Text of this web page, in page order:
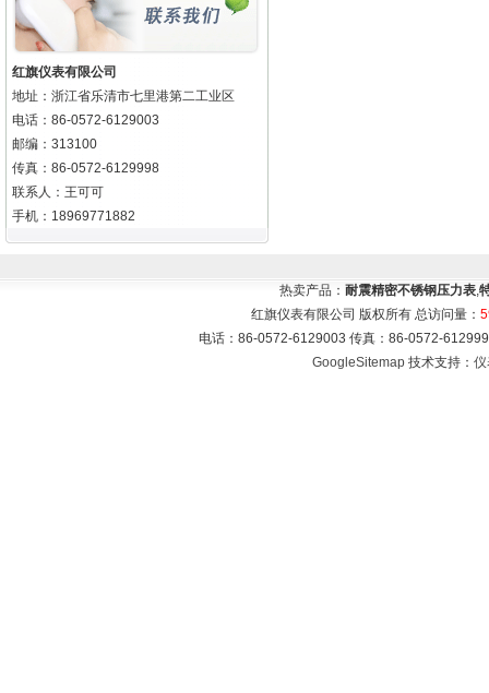
红旗仪表有限公司
地址：浙江省乐清市七里港第二工业区
电话：86-0572-6129003
邮编：313100
传真：86-0572-6129998
联系人：王可可
手机：18969771882
热卖产品： 耐震精密不锈钢压力表,
红旗仪表有限公司 版权所有 总访问量：
电话：86-0572-6129003 传真：86-0572-
GoogleSitemap技术支持： 仪